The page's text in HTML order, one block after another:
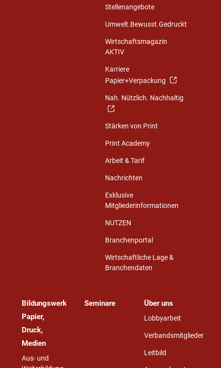
Stellenangebote
Umwelt.Bewusst.Gedruckt
Wirtschaftsmagazin
AKTIV
Karriere
Papier+Verpackung
Nah. Nützlich. Nachhaltig
Stärken von Print
Print Academy
Arbeit & Tarif
Nachrichten
Exklusive
Mitgliederinformationen
NUTZEN
Branchenportal
Wirtschaftliche Lage &
Branchendaten
Bildungswerk
Papier,
Druck,
Medien
Aus- und
Seminare Über uns
Lobbyarbeit
Verbandsmitglieder
Leitbild